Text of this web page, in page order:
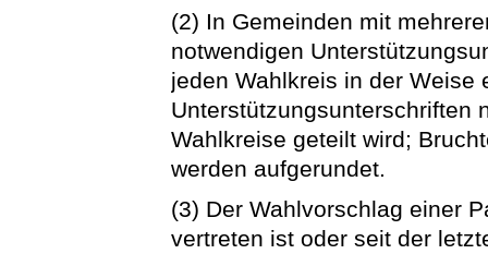
(2) In Gemeinden mit
notwendigen
jeden Wahlkreis in der Weise
Unterstützungsunterschriften
Wahlkreise geteilt wird;
werden aufgerundet.
(3) Der Wahlvorschlag einer
vertreten ist oder seit der